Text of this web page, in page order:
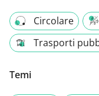
Circolare
Trasporti
Temi